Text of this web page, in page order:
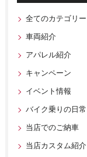
全てのカテゴリー
車両紹介
アパレル紹介
キャンペーン
イベント情報
バイク乗りの日常
当店でのご納車
当店カスタム紹介